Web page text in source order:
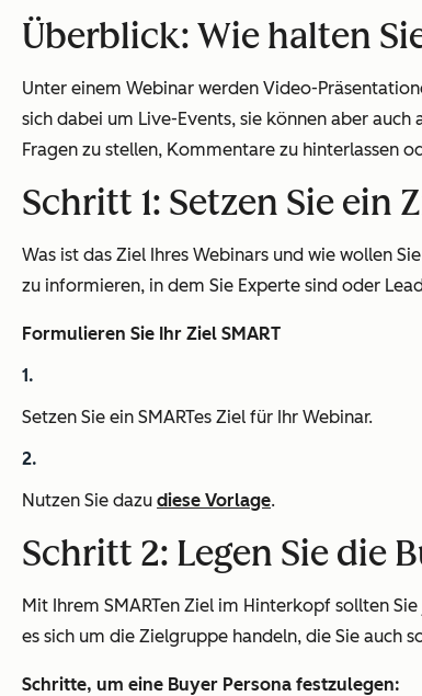
Überblick: Wie halten
Unter einem Webinar werden Video-
sich dabei um Live-Events, sie können aber
Fragen zu stellen, Kommentare zu hinterlassen
Schritt 1: Setzen Sie ein
Was ist das Ziel Ihres Webinars und wie wollen
zu informieren, in dem Sie Experte sind oder
Formulieren Sie Ihr Ziel SMART
Setzen Sie ein SMARTes Ziel für Ihr Webinar.
Nutzen Sie dazu diese Vorlage.
Schritt 2: Legen Sie die
Mit Ihrem SMARTen Ziel im Hinterkopf sollten
es sich um die Zielgruppe handeln, die Sie auch
Schritte, um eine Buyer Persona festzulegen: